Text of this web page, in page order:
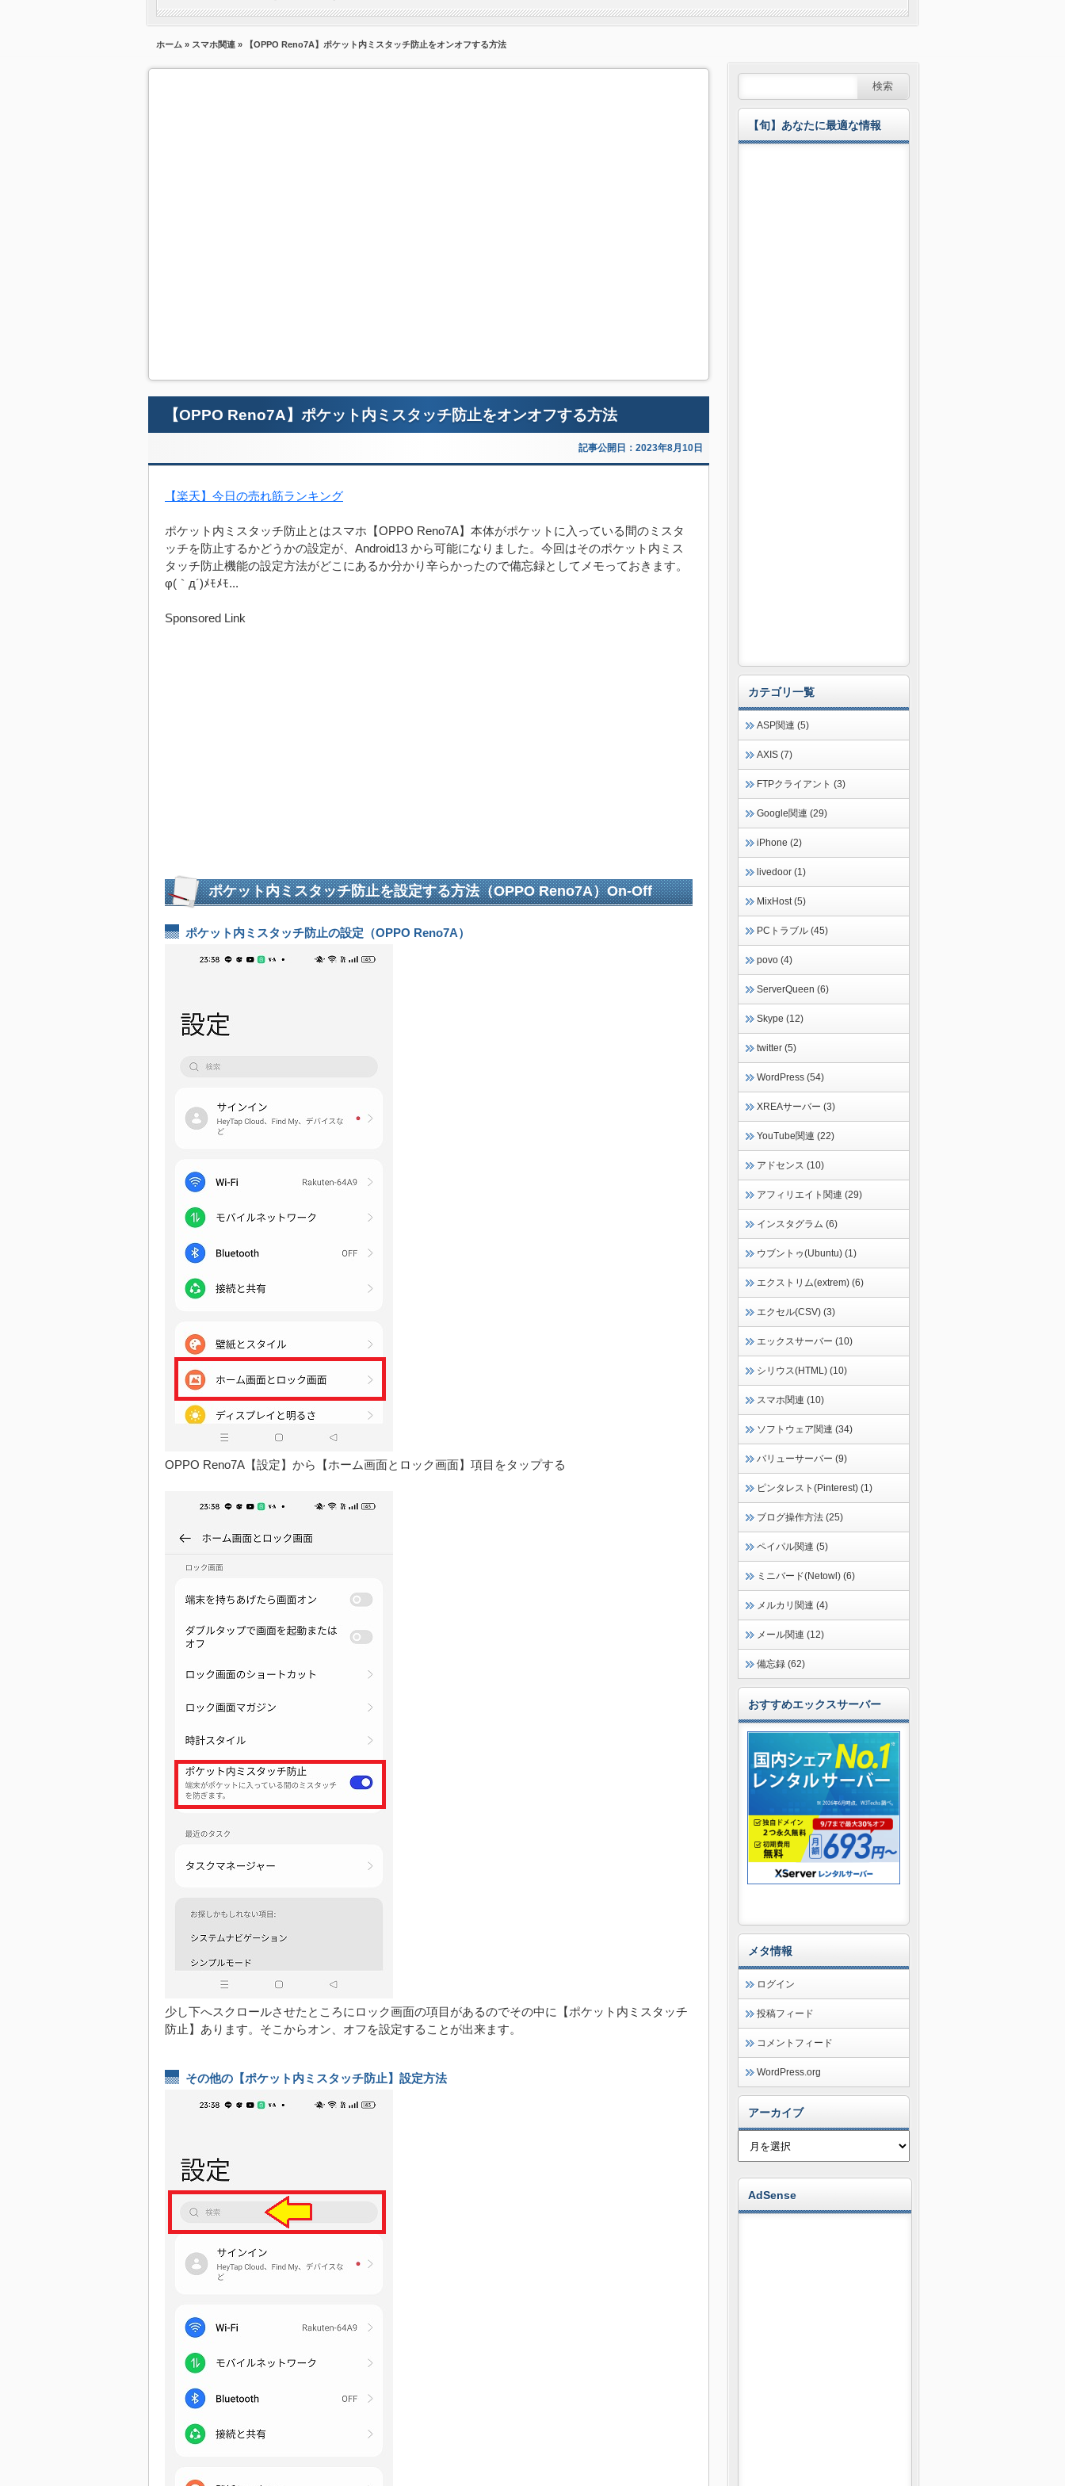
ホーム » スマホ関連 » 【OPPO Reno7A】ポケット内ミスタッチ防止をオンオフする方法
【OPPO Reno7A】ポケット内ミスタッチ防止をオンオフする方法
記事公開日：2023年8月10日
【楽天】今日の売れ筋ランキング
ポケット内ミスタッチ防止とはスマホ【OPPO Reno7A】本体がポケットに入っている間のミスタ
ッチを防止するかどうかの設定が、Android13 から可能になりました。今回はそのポケット内ミス
タッチ防止機能の設定方法がどこにあるか分かり辛らかったので備忘録としてメモっておきます。
φ(｀д´)ﾒﾓﾒﾓ...
Sponsored Link
ポケット内ミスタッチ防止を設定する方法（OPPO Reno7A）On-Off
ポケット内ミスタッチ防止の設定（OPPO Reno7A）
OPPO Reno7A【設定】から【ホーム画面とロック画面】項目をタップする
少し下へスクロールさせたところにロック画面の項目があるのでその中に【ポケット内ミスタッチ
防止】あります。そこからオン、オフを設定することが出来ます。
その他の【ポケット内ミスタッチ防止】設定方法
【旬】あなたに最適な情報
カテゴリ一覧
ASP関連 (5)
AXIS (7)
FTPクライアント (3)
Google関連 (29)
iPhone (2)
livedoor (1)
MixHost (5)
PCトラブル (45)
povo (4)
ServerQueen (6)
Skype (12)
twitter (5)
WordPress (54)
XREAサーバー (3)
YouTube関連 (22)
アドセンス (10)
アフィリエイト関連 (29)
インスタグラム (6)
ウブントゥ(Ubuntu) (1)
エクストリム(extrem) (6)
エクセル(CSV) (3)
エックスサーバー (10)
シリウス(HTML) (10)
スマホ関連 (10)
ソフトウェア関連 (34)
バリューサーバー (9)
ピンタレスト(Pinterest) (1)
ブログ操作方法 (25)
ペイパル関連 (5)
ミニバード(Netowl) (6)
メルカリ関連 (4)
メール関連 (12)
備忘録 (62)
おすすめエックスサーバー
メタ情報
ログイン
投稿フィード
コメントフィード
WordPress.org
アーカイブ
AdSense